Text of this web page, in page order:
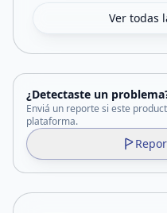
Ver todas
¿Detectaste un
Enviá un reporte si este
plataforma.